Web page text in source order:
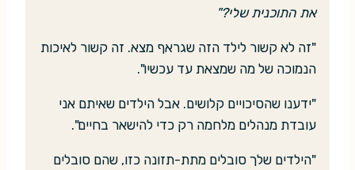
את התוכנית שלי?"
"זה לא קשור לילד הזה שגראף מצא. זה קשור לאיכות
הנמוכה של מה שמצאת עד עכשיו".
"ידענו שהסיכויים קלושים. אבל הילדים שאיתם אני
עובדת מנהלים מלחמה רק כדי להישאר בחיים".
"הילדים שלך סובלים מתת-תזונה כזו, שהם סובלים